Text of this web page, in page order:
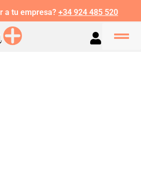
a tu empresa? +34 924 485 520